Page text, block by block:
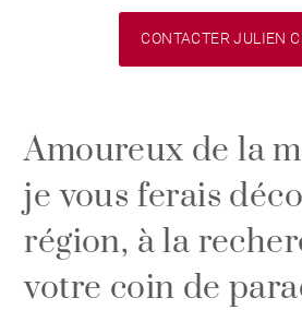
CONTACTER JULIEN
Amoureux de la
je vous ferais
région, à la
votre coin de